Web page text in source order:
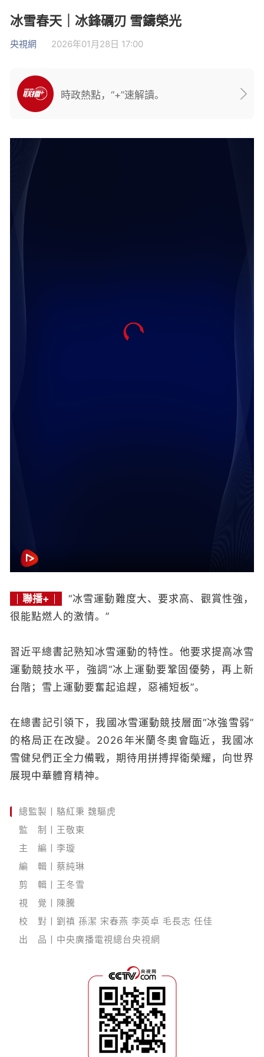
冰雪春天｜冰鋒礪刃 雪鑄榮光
央視網 2026年01月28日 17:00
時政熱點，“+”速解讀。
聯播+
“冰雪運動難度大、要求高、觀賞性強，
很能點燃人的激情。”
習近平總書記熟知冰雪運動的特性。他要求提高冰雪
運動競技水平，強調“冰上運動要鞏固優勢，再上新
台階；雪上運動要奮起追趕，惡補短板”。
在總書記引領下，我國冰雪運動競技層面“冰強雪弱”
的格局正在改變。2026年米蘭冬奧會臨近，我國冰
雪健兒們正全力備戰，期待用拼搏捍衛榮耀，向世界
展現中華體育精神。
總監製丨駱紅秉 魏驅虎
監 制丨王敬東
主 編丨李璇
編 輯丨蔡純琳
剪 輯丨王冬雪
視 覺丨陳騰
校 對丨劉禛 孫潔 宋春燕 李英卓 毛長志 任佳
出 品丨中央廣播電視總台央視網